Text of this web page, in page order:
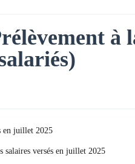
à
en juillet 2025
salaires versés en juillet 2025